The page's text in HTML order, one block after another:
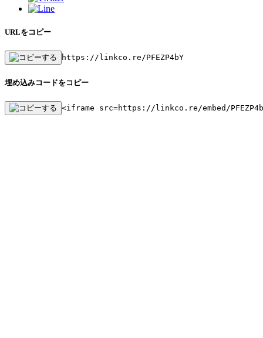
URLをコピー
https://linkco.re/PFEZP4bY
埋め込みコードをコピー
<iframe src=https://linkco.re/embed/